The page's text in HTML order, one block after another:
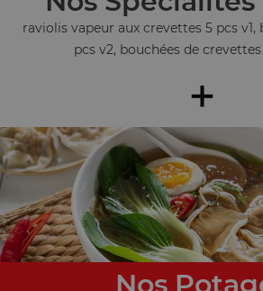
raviolis vapeur aux crevettes 5 pcs v1,
pcs v2, bouchées de crevettes
+
Nos